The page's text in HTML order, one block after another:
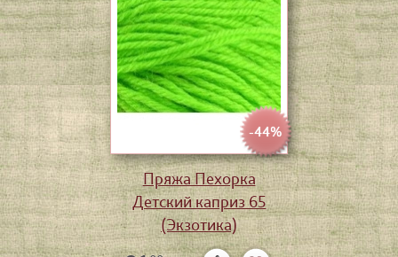
-44%
Пряжа Пехорка
Детский каприз 65
(Экзотика)